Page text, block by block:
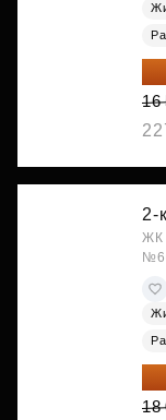
16
2-
ЖК
18